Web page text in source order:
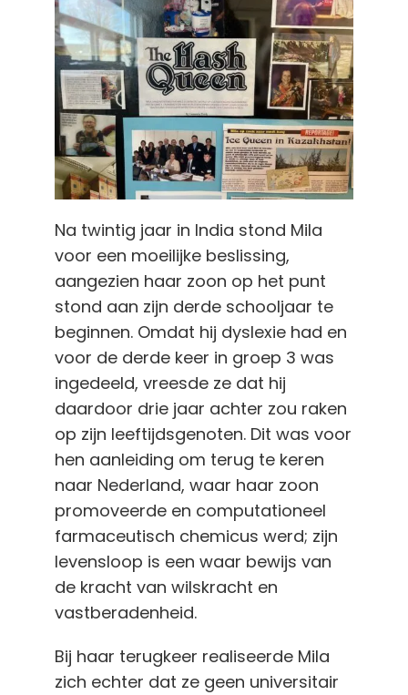
Na twintig jaar in India stond Mila
voor een moeilijke beslissing,
aangezien haar zoon op het punt
stond aan zijn derde schooljaar te
beginnen. Omdat hij dyslexie had en
voor de derde keer in groep 3 was
ingedeeld, vreesde ze dat hij
daardoor drie jaar achter zou raken
op zijn leeftijdsgenoten. Dit was voor
hen aanleiding om terug te keren
naar Nederland, waar haar zoon
promoveerde en computationeel
farmaceutisch chemicus werd; zijn
levensloop is een waar bewijs van
de kracht van wilskracht en
vastberadenheid.
Bij haar terugkeer realiseerde Mila
zich echter dat ze geen universitair